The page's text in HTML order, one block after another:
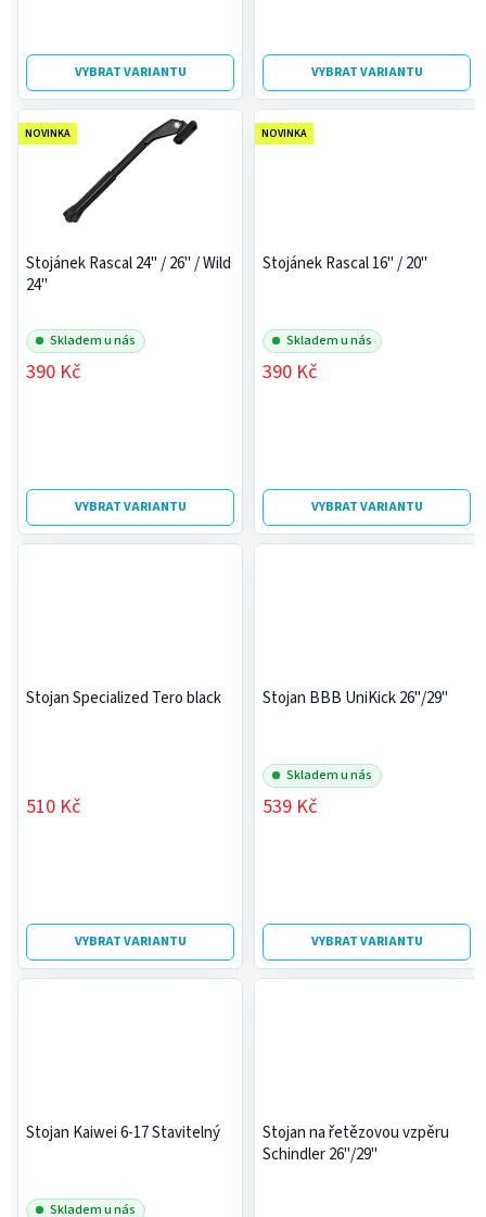
VYBRAT VARIANTU VYBRAT VARIANTU
Stojánek Rascal 24" / 26" / Wild
24"
Skladem u nás
390 Kč
VYBRAT VARIANTU
NOVINKA
Stojánek Rascal 16" / 20"
Skladem u nás
390 Kč
VYBRAT VARIANTU
NOVINKA
Stojan Specialized Tero black
510 Kč
VYBRAT VARIANTU
Stojan BBB UniKick 26"/29"
Skladem u nás
539 Kč
VYBRAT VARIANTU
Stojan Kaiwei 6-17 Stavitelný
Skladem u nás
Stojan na řetězovou vzpěru
Schindler 26"/29"